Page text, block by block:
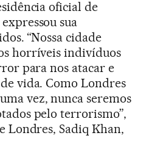
oficial de
sua
“Nossa cidade
horríveis indivíduos
para nos atacar e
vida. Como Londres
vez, nunca seremos
pelo terrorismo”,
Londres, Sadiq Khan,